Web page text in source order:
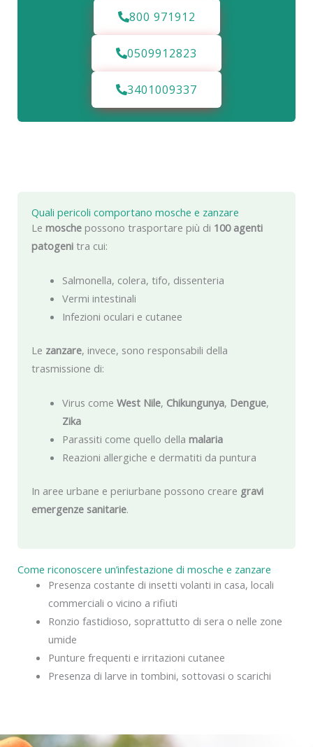
800 971912
0509912823
3401009337
Come riconoscere un’infestazione di mosche e zanzare
Presenza costante di insetti volanti in casa, locali
commerciali o vicino a rifiuti
Ronzio fastidioso, soprattutto di sera o nelle zone
umide
Punture frequenti e irritazioni cutanee
Presenza di larve in tombini, sottovasi o scarichi
Quali pericoli comportano mosche e zanzare
Le mosche possono trasportare più di 100 agenti
patogeni tra cui:
Salmonella, colera, tifo, dissenteria
Vermi intestinali
Infezioni oculari e cutanee
Le zanzare, invece, sono responsabili della
trasmissione di:
Virus come West Nile, Chikungunya, Dengue,
Zika
Parassiti come quello della malaria
Reazioni allergiche e dermatiti da puntura
In aree urbane e periurbane possono creare gravi
emergenze sanitarie.